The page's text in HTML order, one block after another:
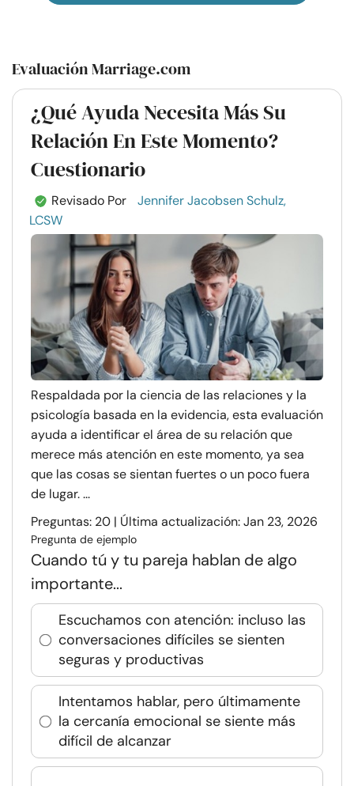
Evaluación Marriage.com
¿Qué Ayuda Necesita Más Su
Relación En Este Momento?
Cuestionario
Revisado Por
Jennifer Jacobsen Schulz,
LCSW
Respaldada por la ciencia de las relaciones y la
psicología basada en la evidencia, esta evaluación
ayuda a identificar el área de su relación que
merece más atención en este momento, ya sea
que las cosas se sientan fuertes o un poco fuera
de lugar. ...
Preguntas: 20 | Última actualización: Jan 23, 2026
Pregunta de ejemplo
Cuando tú y tu pareja hablan de algo
importante...
Escuchamos con atención: incluso las
conversaciones difíciles se sienten
seguras y productivas
Intentamos hablar, pero últimamente
la cercanía emocional se siente más
difícil de alcanzar